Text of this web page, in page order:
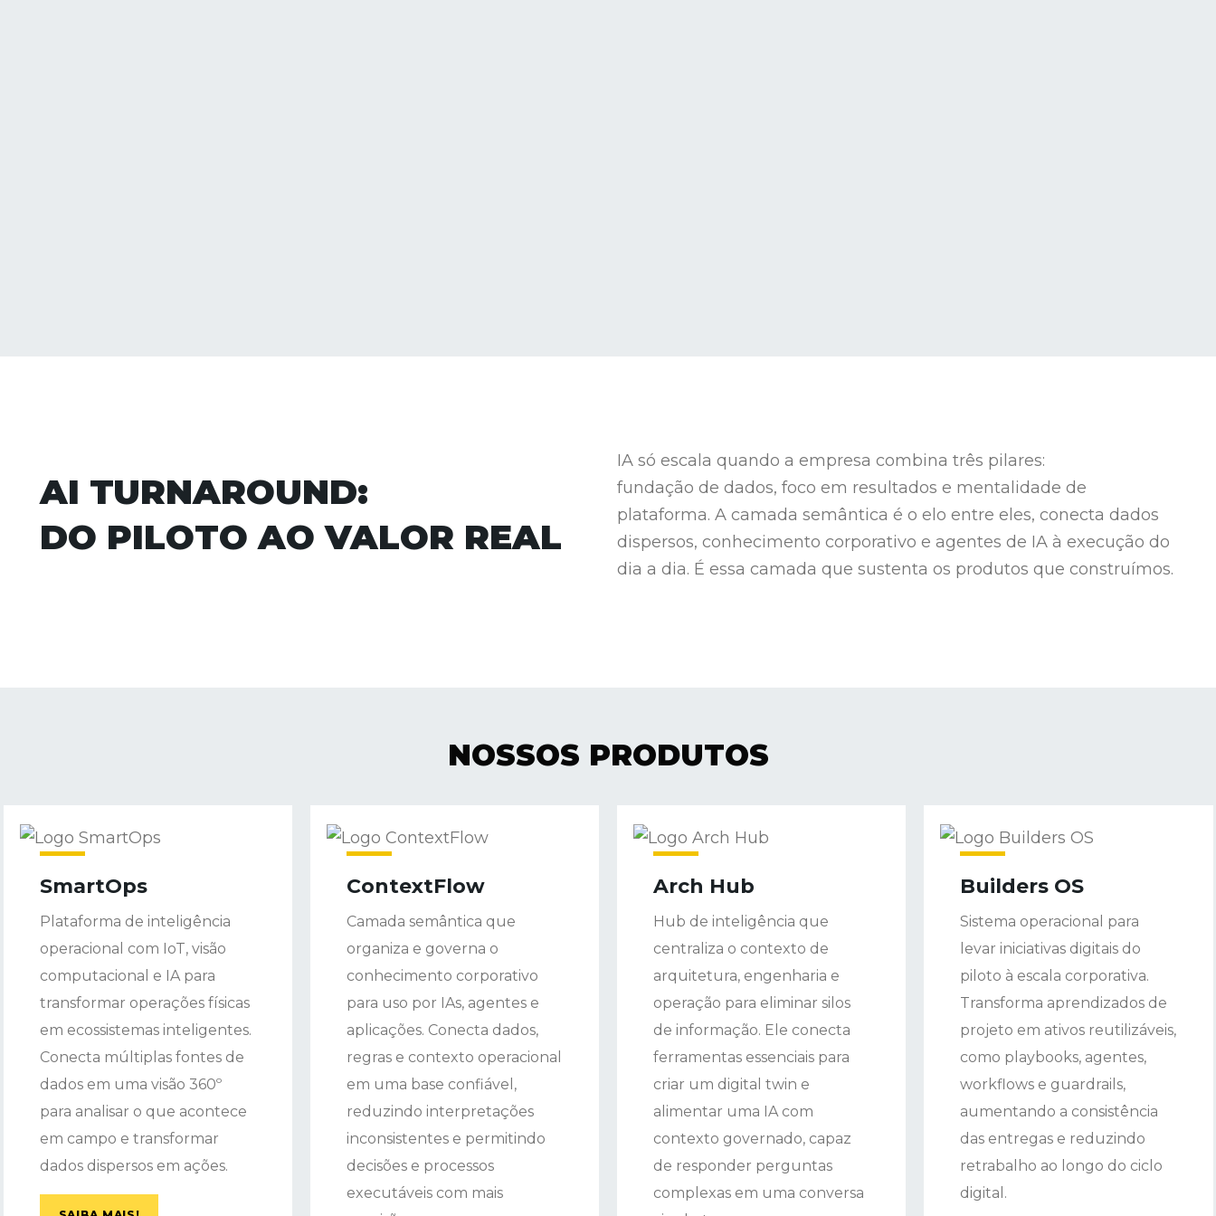
AI TURNAROUND:
DO PILOTO AO VALOR REAL
IA só escala quando a empresa combina três pilares:
fundação de dados, foco em resultados e mentalidade de
plataforma. A camada semântica é o elo entre eles, conecta dados
dispersos, conhecimento corporativo e agentes de IA à execução do
dia a dia. É essa camada que sustenta os produtos que construímos.
NOSSOS PRODUTOS
SmartOps
Plataforma de inteligência
operacional com IoT, visão
computacional e IA para
transformar operações físicas
em ecossistemas inteligentes.
Conecta múltiplas fontes de
dados em uma visão 360º
para analisar o que acontece
em campo e transformar
dados dispersos em ações.
ContextFlow
Camada semântica que
organiza e governa o
conhecimento corporativo
para uso por IAs, agentes e
aplicações. Conecta dados,
regras e contexto operacional
em uma base confiável,
reduzindo interpretações
inconsistentes e permitindo
decisões e processos
executáveis com mais
Arch Hub
Hub de inteligência que
centraliza o contexto de
arquitetura, engenharia e
operação para eliminar silos
de informação. Ele conecta
ferramentas essenciais para
criar um digital twin e
alimentar uma IA com
contexto governado, capaz
de responder perguntas
complexas em uma conversa
Builders OS
Sistema operacional para
levar iniciativas digitais do
piloto à escala corporativa.
Transforma aprendizados de
projeto em ativos reutilizáveis,
como playbooks, agentes,
workflows e guardrails,
aumentando a consistência
das entregas e reduzindo
retrabalho ao longo do ciclo
digital.